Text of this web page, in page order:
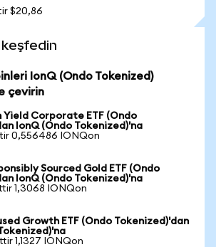
$20,86
keşfedin
IonQ (Ondo Tokenized)
çevirin
Yield Corporate ETF (Ondo
IonQ (Ondo Tokenized)'na
0,556486 IONQon
Sourced Gold ETF (Ondo
IonQ (Ondo Tokenized)'na
1,3068 IONQon
Growth ETF (Ondo Tokenized)'dan
1,1327 IONQon